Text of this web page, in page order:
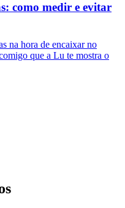
como medir e evitar
na hora de encaixar no
que a Lu te mostra o